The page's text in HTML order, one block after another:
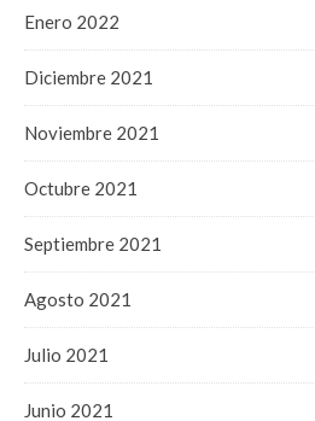
Enero 2022
Diciembre 2021
Noviembre 2021
Octubre 2021
Septiembre 2021
Agosto 2021
Julio 2021
Junio 2021